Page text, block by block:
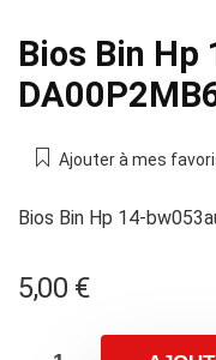
Bios Bin Hp
Ajouter à mes
Bios Bin Hp 14-
5,00 €